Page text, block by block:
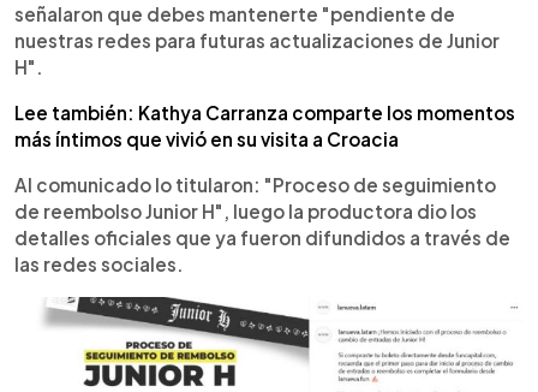
señalaron que debes mantenerte "pendiente de
nuestras redes para futuras actualizaciones de Junior
H".
Lee también: Kathya Carranza comparte los momentos
más íntimos que vivió en su visita a Croacia
Al comunicado lo titularon: "Proceso de seguimiento
de reembolso Junior H", luego la productora dio los
detalles oficiales que ya fueron difundidos a través de
las redes sociales.